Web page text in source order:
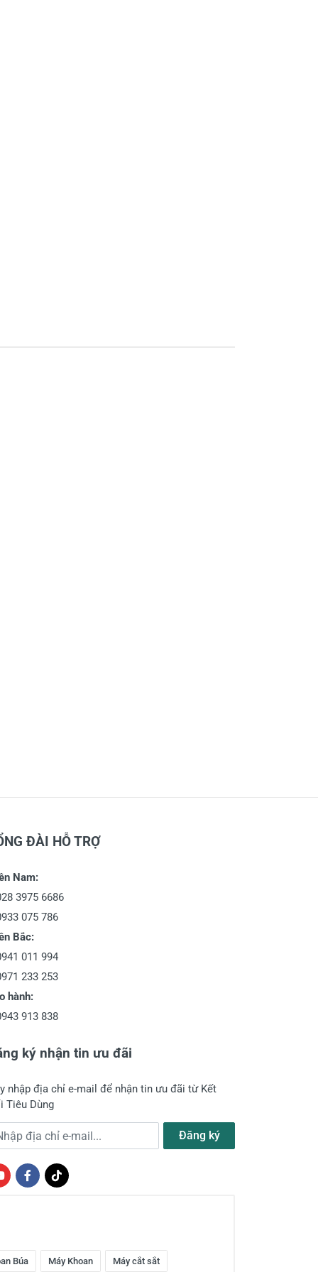
ĐÀI HỖ TRỢ
Nam:
3975 6686
075 786
Bắc:
011 994
233 253
hành:
913 838
ký nhận tin ưu đãi
nhập địa chỉ e-mail để nhận tin ưu đãi từ Kết
Tiêu Dùng
chỉ e-mail Đăng ký
Búa Máy Khoan Máy cắt sắt